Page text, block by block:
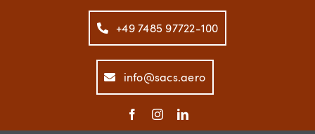
+49 7485 97722-100
info@sacs.aero